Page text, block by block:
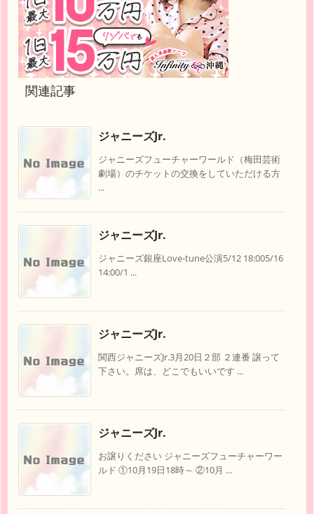
関連記事
ジャニーズJr.
ジャニーズフューチャーワールド（梅田芸術
劇場）のチケットの交換をしていただける方
...
ジャニーズJr.
ジャニーズ銀座Love-tune公演5/12 18:005/16
14:00/1 ...
ジャニーズJr.
関西ジャニーズJr.3月20日２部 ２連番 譲って
下さい。席は、どこでもいいです ...
ジャニーズJr.
お譲りください ジャニーズフューチャーワー
ルド ①10月19日18時～ ②10月 ...